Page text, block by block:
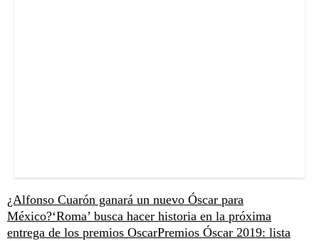
¿Alfonso Cuarón ganará un nuevo Óscar para
México?‘Roma’ busca hacer historia en la próxima
entrega de los premios OscarPremios Óscar 2019: lista